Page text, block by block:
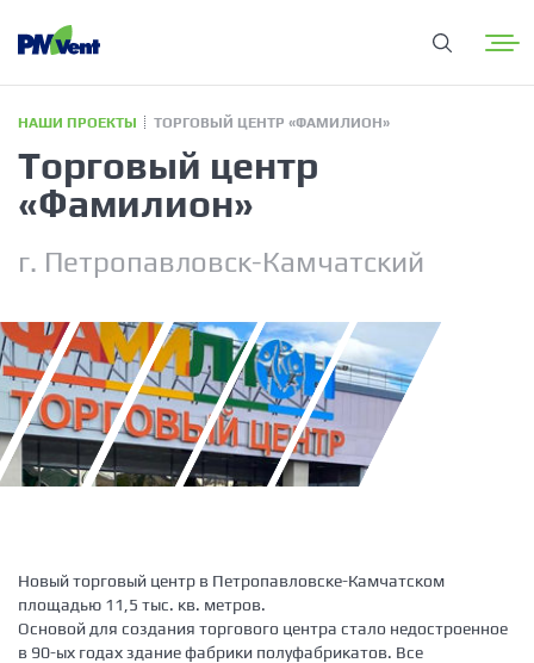
НАШИ ПРОЕКТЫ ТОРГОВЫЙ ЦЕНТР «ФАМИЛИОН»
Торговый центр
«Фамилион»
г. Петропавловск-Камчатский
Новый торговый центр в Петропавловске-Камчатском
площадью 11,5 тыс. кв. метров.
Основой для создания торгового центра стало недостроенное
в 90-ых годах здание фабрики полуфабрикатов. Все